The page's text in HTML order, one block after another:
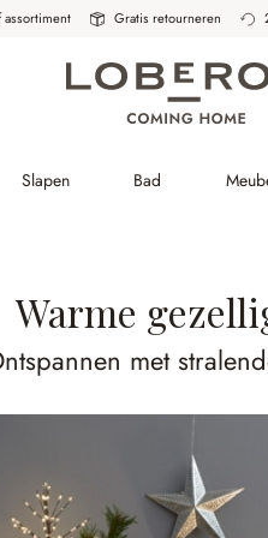
assortiment Gratis retourneren
Slapen Bad
Warme
met